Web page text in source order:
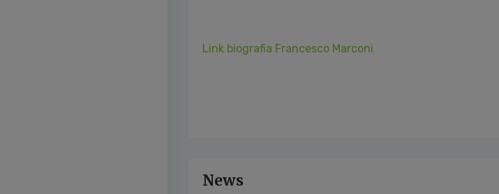
Link biografia Francesco Marconi
News